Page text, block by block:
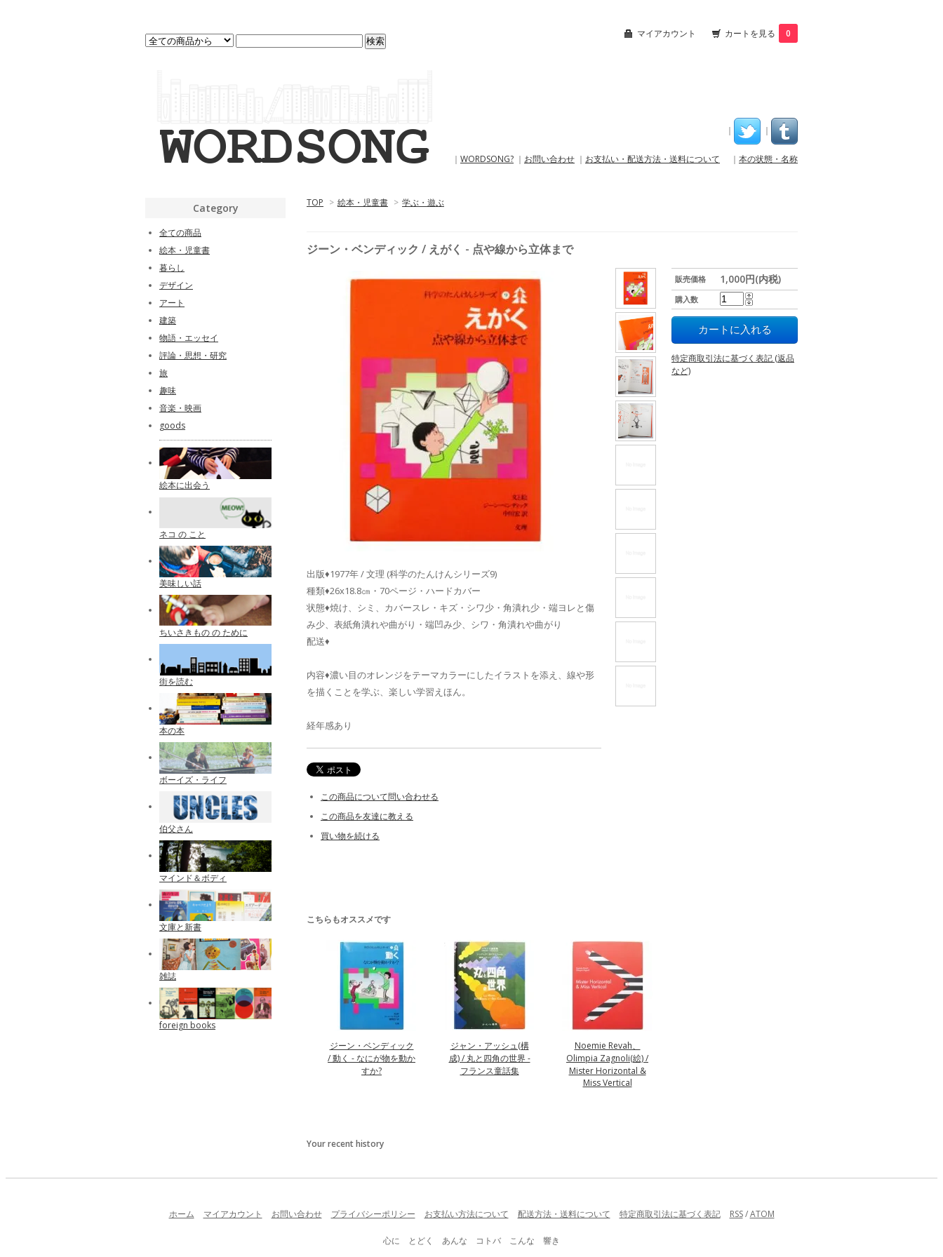
マイアカウント カートを見る 0
｜ ｜
｜ WORDSONG? ｜ お問い合わせ ｜ お支払い・配送方法・送料について ｜ 本の状態・名称
TOP > 絵本・児童書 > 学ぶ・遊ぶ
ジーン・ベンディック / えがく - 点や線から立体まで
販売価格 1,000円(内税)
購入数
特定商取引法に基づく表記 (返品
など)
出版♦1977年 / 文理 (科学のたんけんシリーズ9)
種類♦26x18.8㎝・70ページ・ハードカバー
状態♦焼け、シミ、カバースレ・キズ・シワ少・角潰れ少・端ヨレと傷
み少、表紙角潰れや曲がり・端凹み少、シワ・角潰れや曲がり
配送♦
内容♦濃い目のオレンジをテーマカラーにしたイラストを添え、線や形
を描くことを学ぶ、楽しい学習えほん。
経年感あり
この商品について問い合わせる
この商品を友達に教える
買い物を続ける
こちらもオススメです
ジーン・ベンディック
/ 動く - なにが物を動か
すか?
ジャン・アッシュ(構
成) / 丸と四角の世界 -
フランス童話集
Noemie Revah、
Olimpia Zagnoli(絵) /
Mister Horizontal &
Miss Vertical
Your recent history
Category
全ての商品
絵本・児童書
暮らし
デザイン
アート
建築
物語・エッセイ
評論・思想・研究
旅
趣味
音楽・映画
goods
絵本に出会う
ネコ の こと
美味しい話
ちいさきもの の ために
街を読む
本の本
ボーイズ・ライフ
伯父さん
マインド＆ボディ
文庫と新書
雑誌
foreign books
ホーム マイアカウント お問い合わせ プライバシーポリシー お支払い方法について 配送方法・送料について 特定商取引法に基づく表記 RSS/ATOM
心に とどく あんな コトバ こんな 響き